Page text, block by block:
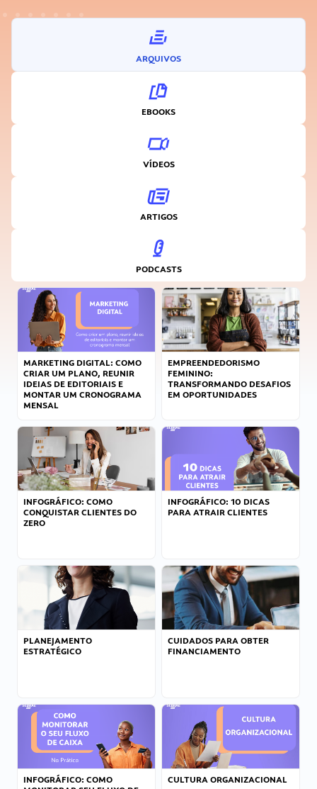
ARQUIVOS
EBOOKS
VÍDEOS
ARTIGOS
PODCASTS
MARKETING DIGITAL: COMO
CRIAR UM PLANO, REUNIR
IDEIAS DE EDITORIAIS E
MONTAR UM CRONOGRAMA
MENSAL
EMPREENDEDORISMO
FEMININO:
TRANSFORMANDO DESAFIOS
EM OPORTUNIDADES
INFOGRÁFICO: COMO
CONQUISTAR CLIENTES DO
ZERO
INFOGRÁFICO: 10 DICAS
PARA ATRAIR CLIENTES
PLANEJAMENTO
ESTRATÉGICO
CUIDADOS PARA OBTER
FINANCIAMENTO
INFOGRÁFICO: COMO
CULTURA ORGANIZACIONAL